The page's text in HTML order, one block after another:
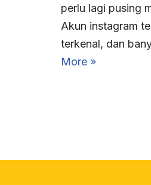
perlu lagi pusing
Akun instagram
terkenal, dan
More »